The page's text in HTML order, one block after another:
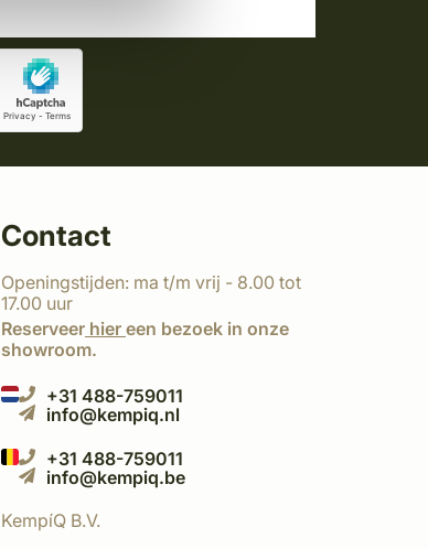
Contact
Openingstijden: ma t/m vrij - 8.00 tot
17.00 uur
Reserveer hier een bezoek in onze
showroom.
+31 488-759011
info@kempiq.nl
+31 488-759011
info@kempiq.be
KempíQ B.V.